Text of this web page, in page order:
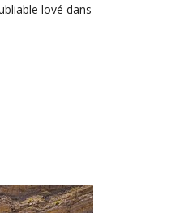
lové dans